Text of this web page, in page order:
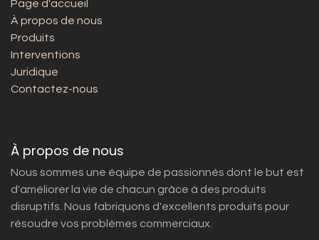
Page d'accueil
À propos de nous
Produits
Interventions
Juridique
Contactez-nous
À propos de nous
Nous sommes une équipe de passionnés dont le but est
d'améliorer la vie de chacun grâce à des produits
disruptifs. Nous fabriquons d'excellents produits pour
résoudre vos problèmes commerciaux.